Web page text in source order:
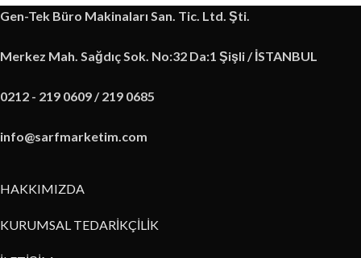
Gen-Tek Büro Makinaları San. Tic. Ltd. Şti.
Merkez Mah. Sağdıç Sok. No:32 Da:1 Şişli / İSTANBUL
0212 - 219 0609 / 219 0685
info@sarfmarketim.com
HAKKIMIZDA
KURUMSAL TEDARİKÇİLİK